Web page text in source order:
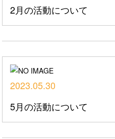
2月の活動について
2023.05.30
5月の活動について